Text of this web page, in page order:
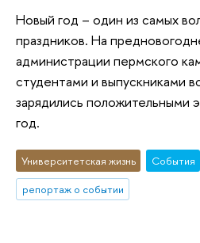
Новый год – один из самых
праздников. На
администрации пермского
студентами и выпускниками
зарядились положительными
год.
Университетская жизнь События
репортаж о событии